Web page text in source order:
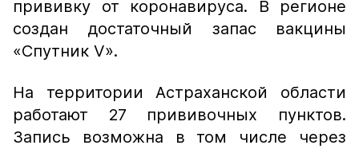
прививку от коронавируса. В регионе
создан достаточный запас вакцины
«Спутник V».
На территории Астраханской области
работают 27 прививочных пунктов.
Запись возможна в том числе через